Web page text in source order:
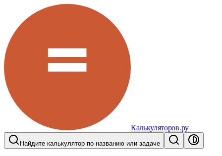
Калькуляторов.ру
Найдите калькулятор по названию или задаче